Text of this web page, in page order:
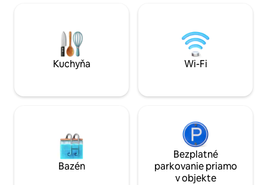
naše Wi-Fi pripojenie Starlink. Kuchyňa
vhodnej veľkosti so všetkými základnými
potrebami na varenie, aby ste si mohli
pripraviť úžasné jedlo. Malá pracovná
na oddych/
jednoduché
Coast a Elmina,
reštauráciami.
Kuchyňa Wi-Fi
Bazén
Bezplatné
parkovanie priamo
v objekte